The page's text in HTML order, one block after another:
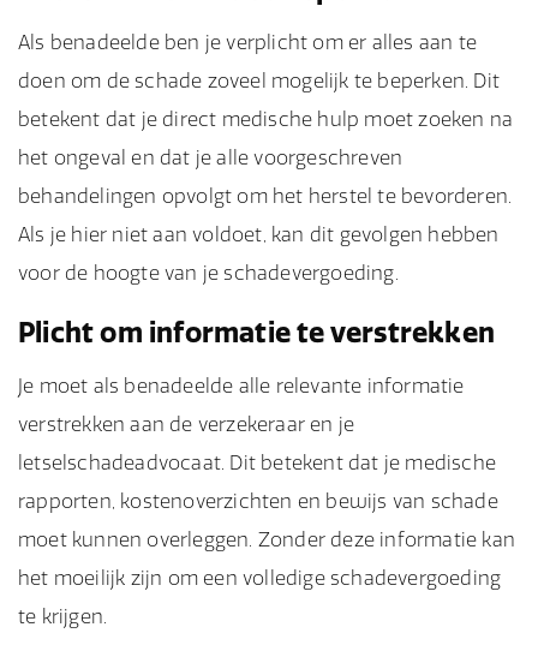
Als benadeelde ben je verplicht om er alles aan te
doen om de schade zoveel mogelijk te beperken. Dit
betekent dat je direct medische hulp moet zoeken na
het ongeval en dat je alle voorgeschreven
behandelingen opvolgt om het herstel te bevorderen.
Als je hier niet aan voldoet, kan dit gevolgen hebben
voor de hoogte van je schadevergoeding.
Plicht om informatie te verstrekken
Je moet als benadeelde alle relevante informatie
verstrekken aan de verzekeraar en je
letselschadeadvocaat. Dit betekent dat je medische
rapporten, kostenoverzichten en bewijs van schade
moet kunnen overleggen. Zonder deze informatie kan
het moeilijk zijn om een volledige schadevergoeding
te krijgen.